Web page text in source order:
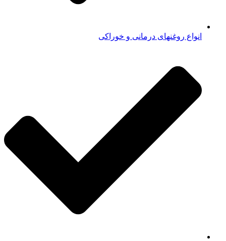
انواع روغنهای درمانی و خوراکی